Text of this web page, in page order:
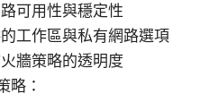
可用性與穩定性
工作區與私有網路選項
牆策略的透明度
略：